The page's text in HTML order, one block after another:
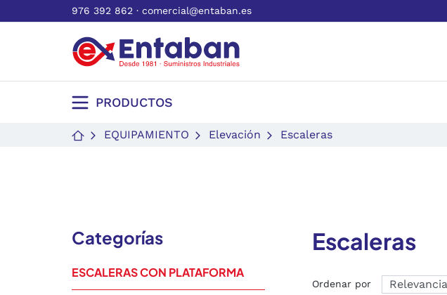
976 392 862 · comercial@entaban.es
PRODUCTOS
EQUIPAMIENTO Elevación Escaleras
Categorías
ESCALERAS CON PLATAFORMA
Escaleras
Ordenar por